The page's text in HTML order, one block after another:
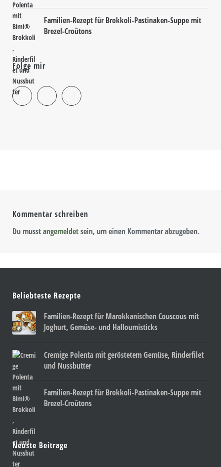
Familien-Rezept für Brokkoli-Pastinaken-Suppe mit
Brezel-Croûtons
Folge mir
Kommentar schreiben
Du musstangemeldetsein, um einen Kommentar abzugeben.
Beliebteste Rezepte
Familien-Rezept für Marokkanischen Couscous mit
Joghurt, Gemüse- und Halloumisticks
Cremige Polenta mit geröstetem Gemüse, Rinderfilet
und Nussbutter
Familien-Rezept für Brokkoli-Pastinaken-Suppe mit
Brezel-Croûtons
Neuste Beitrage